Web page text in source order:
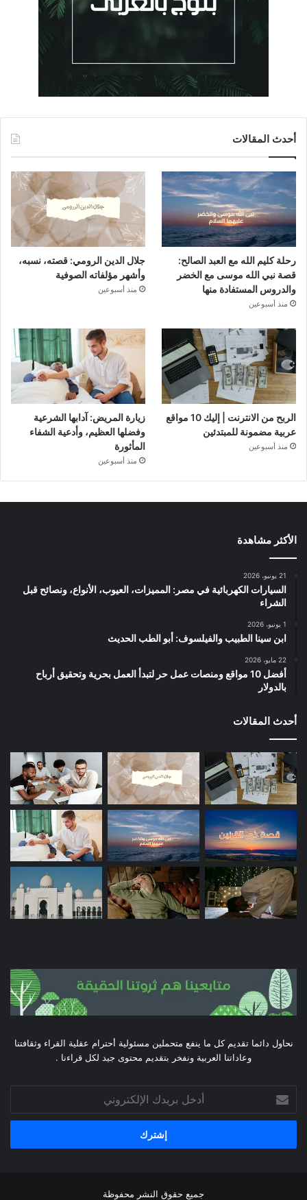
أحدث المقالات
رحلة كليم الله مع العبد الصالح:
قصة نبي الله موسى مع الخضر
والدروس المستفادة منها
منذ أسبوعين
جلال الدين الرومي: قصته، نسبه،
وأشهر مؤلفاته الصوفية
منذ أسبوعين
الربح من الانترنت | إليك 10 مواقع
عربية مضمونة للمبتدئين
منذ أسبوعين
زيارة المريض: آدابها الشرعية
وفضلها العظيم، وأدعية الشفاء
المأثورة
منذ أسبوعين
الأكثر مشاهدة
21 يونيو، 2026
السيارات الكهربائية في مصر: المميزات، العيوب، الأنواع، ونصائح قبل
الشراء
1 يونيو، 2026
ابن سينا الطبيب والفيلسوف: أبو الطب الحديث
22 مايو، 2026
أفضل 10 مواقع ومنصات عمل حر لتبدأ العمل بحرية وتحقيق أرباح
بالدولار
أحدث المقالات
نحاول دائما تقديم كل ما ينفع متحملين مسئولية أحترام عقلية القراء وثقافتنا
وعاداتنا العربية ونفخر بتقديم محتوى جيد لكل قراءنا .
بريدك
الإلكتروني
جميع حقوق النشر محفوظة